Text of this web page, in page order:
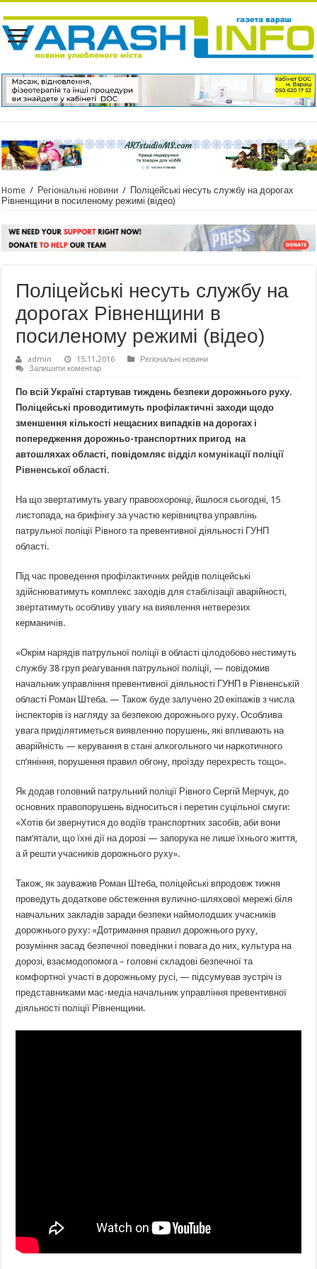
Home / Регіональні новини / Поліцейські несуть службу на дорогах
Рівненщини в посиленому режимі (відео)
Поліцейські несуть службу на
дорогах Рівненщини в
посиленому режимі (відео)
admin 15.11.2016
Регіональні новини
Залишити коментар
По всій Україні стартував тиждень безпеки дорожнього руху.
Поліцейські проводитимуть профілактичні заходи щодо
зменшення кількості нещасних випадків на дорогах і
попередження дорожньо-транспортних пригод на
автошляхах області, повідомляє відділ комунікації поліції
Рівненської області.
На що звертатимуть увагу правоохоронці, йшлося сьогодні, 15
листопада, на брифінгу за участю керівництва управлінь
патрульної поліції Рівного та превентивної діяльності ГУНП
області.
Під час проведення профілактичних рейдів поліцейські
здійснюватимуть комплекс заходів для стабілізації аварійності,
звертатимуть особливу увагу на виявлення нетверезих
керманичів.
«Окрім нарядів патрульної поліції в області цілодобово нестимуть
службу 38 груп реагування патрульної поліції, — повідомив
начальник управління превентивної діяльності ГУНП в Рівненській
області Роман Штеба. — Також буде залучено 20 екіпажів з числа
інспекторів із нагляду за безпекою дорожнього руху. Особлива
увага приділятиметься виявленню порушень, які впливають на
аварійність — керування в стані алкогольного чи наркотичного
сп’яніння, порушення правил обгону, проїзду перехресть тощо».
Як додав головний патрульний поліції Рівного Сергій Мерчук, до
основних правопорушень відноситься і перетин суцільної смуги:
«Хотів би звернутися до водіїв транспортних засобів, аби вони
пам’ятали, що їхні дії на дорозі — запорука не лише їхнього життя,
а й решти учасників дорожнього руху».
Також, як зауважив Роман Штеба, поліцейські впродовж тижня
проведуть додаткове обстеження вулично-шляхової мережі біля
навчальних закладів заради безпеки наймолодших учасників
дорожнього руху: «Дотримання правил дорожнього руху,
розуміння засад безпечної поведінки і повага до них, культура на
дорозі, взаємодопомога – головні складові безпечної та
комфортної участі в дорожньому русі, — підсумував зустріч із
представниками мас-медіа начальник управління превентивної
діяльності поліції Рівненщини.